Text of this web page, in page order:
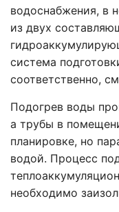
водоснабжения, в
из двух
система
соответственно,
Подогрев воды
а трубы в
планировке, но
водой. Процесс
необходимо